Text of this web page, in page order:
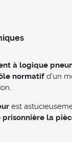
à logique
normatif d’un
est
la